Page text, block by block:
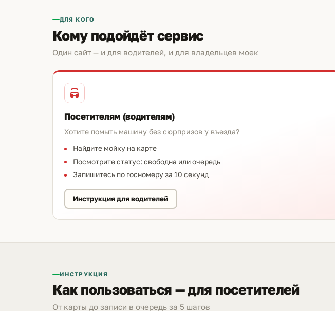
ДЛЯ КОГО
Кому подойдёт сервис
Один сайт — и для водителей, и для владельцев моек
Посетителям (водителям)
Хотите помыть машину без сюрпризов у въезда?
Найдите мойку на карте
Посмотрите статус: свободна или очередь
Запишитесь по госномеру за 10 секунд
Инструкция для водителей
ИНСТРУКЦИЯ
Как пользоваться — для посетителей
От карты до записи в очередь за 5 шагов